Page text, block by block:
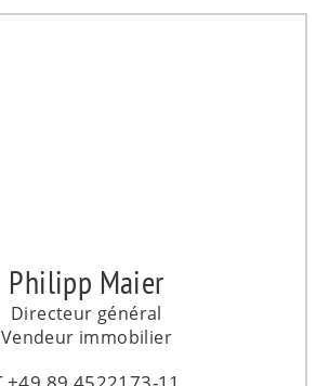
Philipp Maier
Directeur général
Vendeur immobilier